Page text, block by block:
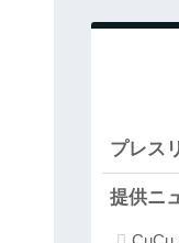
プレス
提供ニ